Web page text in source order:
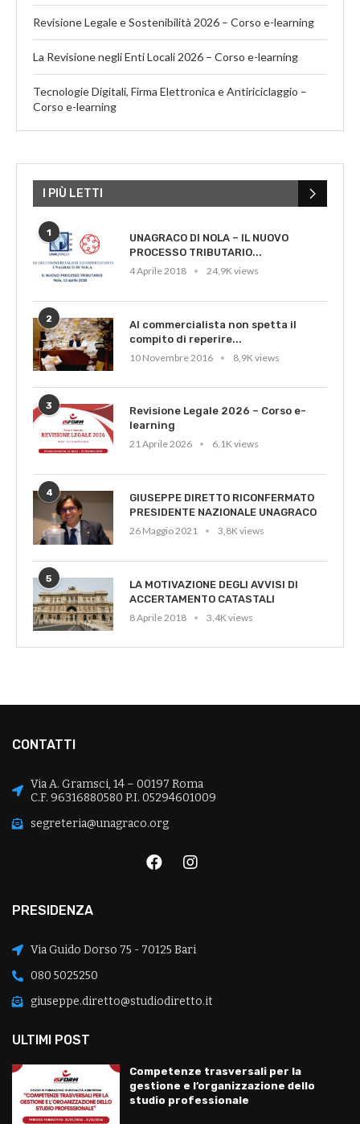
Revisione Legale e Sostenibilità 2026 – Corso e-learning
La Revisione negli Enti Locali 2026 – Corso e-learning
Tecnologie Digitali, Firma Elettronica e Antiriciclaggio –
Corso e-learning
I PIÙ LETTI
1
UNAGRACO DI NOLA – IL NUOVO
PROCESSO TRIBUTARIO...
4 Aprile 2018
24,9K views
2
Al commercialista non spetta il
compito di reperire...
10 Novembre 2016
8,9K views
3
Revisione Legale 2026 – Corso e-
learning
21 Aprile 2026
6,1K views
4
GIUSEPPE DIRETTO RICONFERMATO
PRESIDENTE NAZIONALE UNAGRACO
26 Maggio 2021
3,8K views
5
LA MOTIVAZIONE DEGLI AVVISI DI
ACCERTAMENTO CATASTALI
8 Aprile 2018
3,4K views
CONTATTI
Via A. Gramsci, 14 – 00197 Roma
C.F. 96316880580 P.I. 05294601009
segreteria@unagraco.org
PRESIDENZA
Via Guido Dorso 75 - 70125 Bari
080 5025250
giuseppe.diretto@studiodiretto.it
ULTIMI POST
Competenze trasversali per la
gestione e l’organizzazione dello
studio professionale